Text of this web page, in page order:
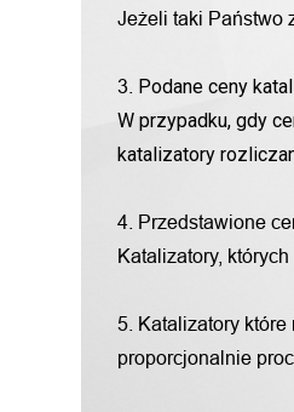
Jeżeli taki Państwo
3. Podane ceny
W przypadku, gdy
katalizatory
4. Przedstawione
Katalizatory,
5. Katalizatory które
proporcjonalnie